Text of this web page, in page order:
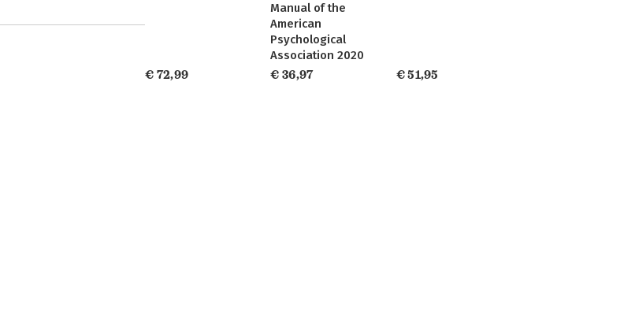
€ 72,99
Manual of the
American
Psychological
Association 2020
€ 36,97
€ 51,95